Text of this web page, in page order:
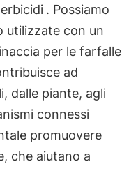
erbicidi . Possiamo
utilizzate con un
per le farfalle
ad
dalle piante, agli
connessi
promuovere
che aiutano a